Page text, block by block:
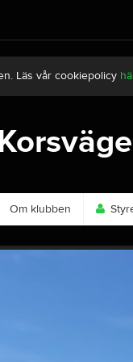
Läs vår cookiepolicy
Om klubben